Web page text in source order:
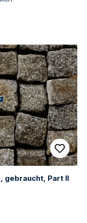
gebraucht, Part II